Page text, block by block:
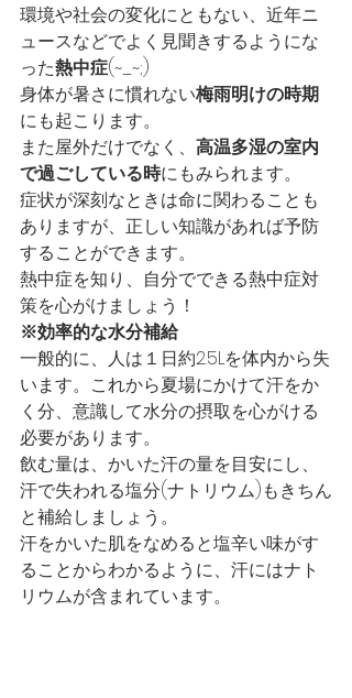
環境や社会の変化にともない、近年ニ
ュースなどでよく見聞きするようにな
った熱中症(~_~;)
身体が暑さに慣れない梅雨明けの時期
にも起こります。
また屋外だけでなく、 高温多湿の室内
で過ごしている時にもみられます。
症状が深刻なときは命に関わることも
ありますが、正しい知識があれば予防
することができます。
熱中症を知り、自分でできる熱中症対
策を心がけましょう！
※効率的な水分補給
一般的に、人は１日約2.5Lを体内から失
います。これから夏場にかけて汗をか
く分、意識して水分の摂取を心がける
必要があります。
飲む量は、かいた汗の量を目安にし、
汗で失われる塩分(ナトリウム)もきちん
と補給しましょう。
汗をかいた肌をなめると塩辛い味がす
ることからわかるように、汗にはナト
リウムが含まれています。